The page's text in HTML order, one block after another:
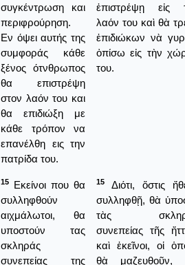
συγκέντρωση και
περιφρούρηση.
Εν όψει αυτής της
συμφοράς κάθε
ξένος ότνθρωπος
θα επιστρέψη
στον λαόν του και
θα επιδιώξη με
κάθε τρόπον να
επανέλθη εις την
πατρίδα του.
ἐπιστρέψῃ εἰς
λαόν του καὶ θὰ
ἐπιδιώκων νὰ
ὀπίσω εἰς τὴν
του.
15
Εκείνοι που θα
συλληφθούν
αιχμάλωτοι, θα
υποστούν τας
σκληράς
συνεπείας της
15
Διότι, ὅστις
συλληφθῇ, θὰ
τὰς
συνεπείας τῆς
καὶ ἐκεῖνοι, οἱ
θὰ μαζευθοῦν,